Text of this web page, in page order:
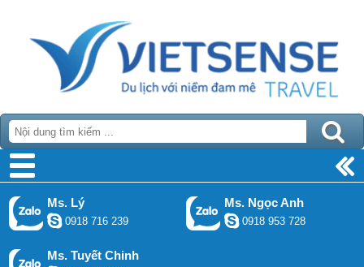
Ms. Lý
0918 716 239
Ms. Ngọc Anh
0918 953 728
Ms. Tuyết Chinh